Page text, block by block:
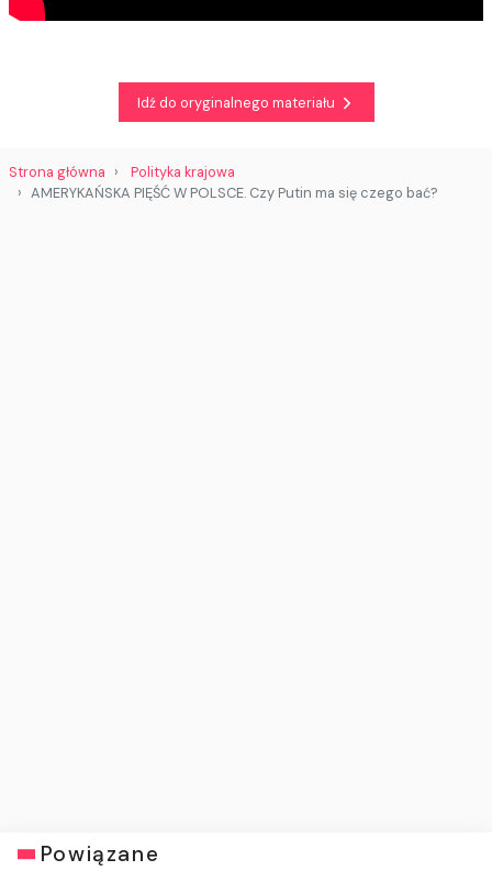
Idź do oryginalnego materiału
Strona główna
Polityka krajowa
AMERYKAŃSKA PIĘŚĆ W POLSCE. Czy Putin ma się czego bać?
Powiązane